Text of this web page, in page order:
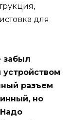
для
забыл
разъем
но